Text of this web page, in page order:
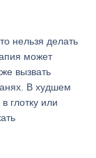
нельзя делать
может
вызвать
В худшем
глотку или